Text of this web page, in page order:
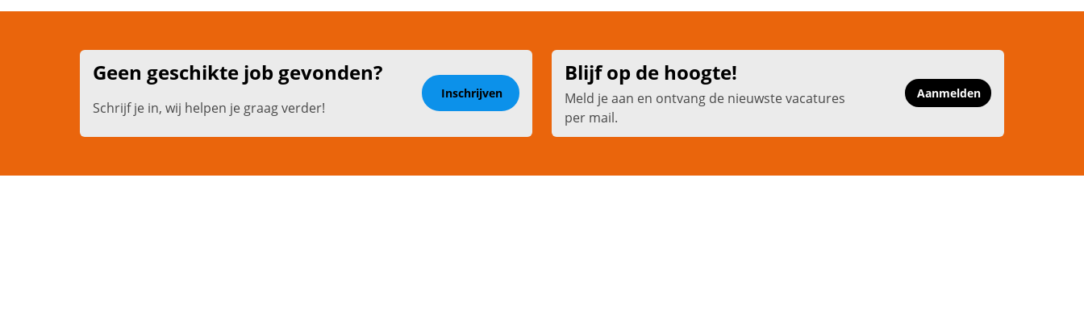
Geen geschikte job gevonden?
Schrijf je in, wij helpen je graag verder!
Inschrijven
Blijf op de hoogte!
Meld je aan en ontvang de nieuwste vacatures
per mail.
Aanmelden